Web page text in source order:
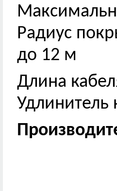
Радиус
до 12 м
Длина
Удлинитель